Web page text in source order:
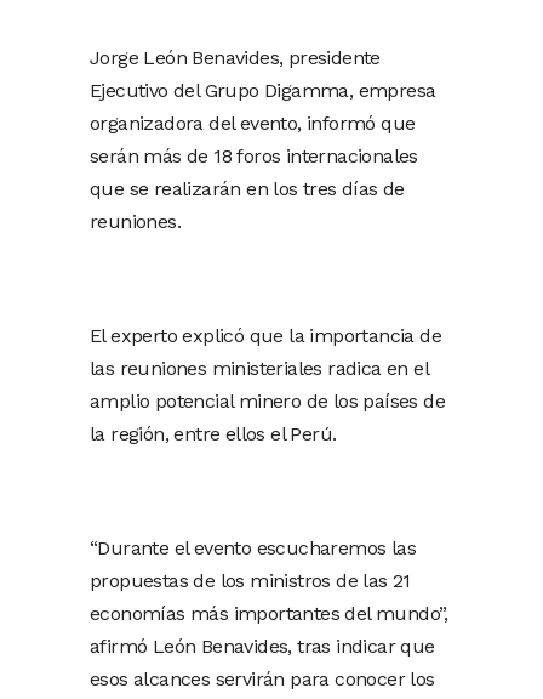
Jorge León Benavides, presidente
Ejecutivo del Grupo Digamma, empresa
organizadora del evento, informó que
serán más de 18 foros internacionales
que se realizarán en los tres días de
reuniones.
El experto explicó que la importancia de
las reuniones ministeriales radica en el
amplio potencial minero de los países de
la región, entre ellos el Perú.
“Durante el evento escucharemos las
propuestas de los ministros de las 21
economías más importantes del mundo”,
afirmó León Benavides, tras indicar que
esos alcances servirán para conocer los